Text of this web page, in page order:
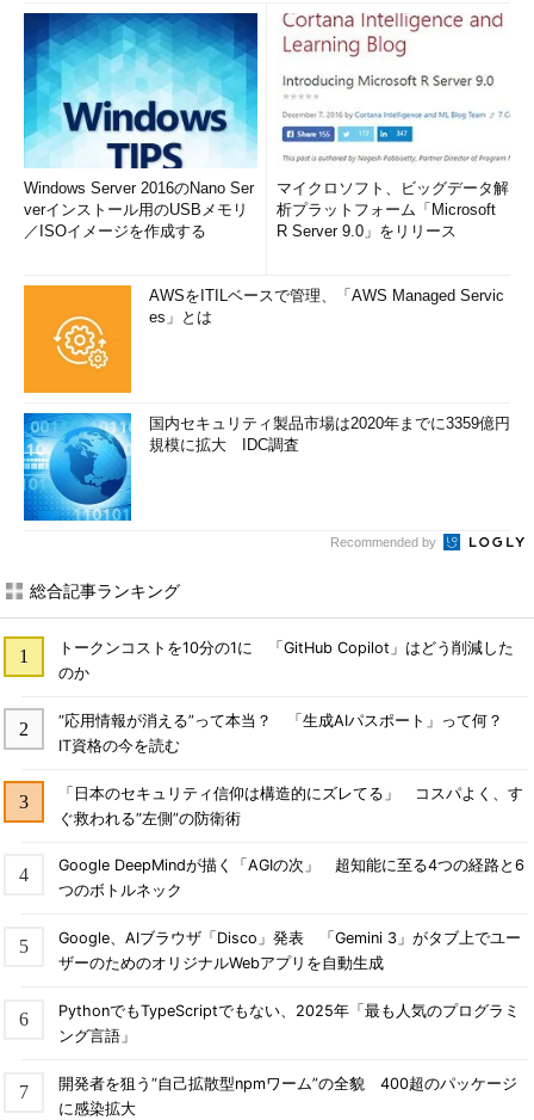
Windows Server 2016のNano Ser
verインストール用のUSBメモリ
／ISOイメージを作成する
マイクロソフト、ビッグデータ解
析プラットフォーム「Microsoft
R Server 9.0」をリリース
AWSをITILベースで管理、「AWS Managed Servic
es」とは
国内セキュリティ製品市場は2020年までに3359億円
規模に拡大 IDC調査
Recommended by
総合記事ランキング
トークンコストを10分の1に 「GitHub Copilot」はどう削減した
のか
“応用情報が消える”って本当？ 「生成AIパスポート」って何？
IT資格の今を読む
「日本のセキュリティ信仰は構造的にズレてる」 コスパよく、す
ぐ救われる“左側”の防衛術
Google DeepMindが描く「AGIの次」 超知能に至る4つの経路と6
つのボトルネック
Google、AIブラウザ「Disco」発表 「Gemini 3」がタブ上でユー
ザーのためのオリジナルWebアプリを自動生成
PythonでもTypeScriptでもない、2025年「最も人気のプログラミ
ング言語」
開発者を狙う“自己拡散型npmワーム”の全貌 400超のパッケージ
に感染拡大